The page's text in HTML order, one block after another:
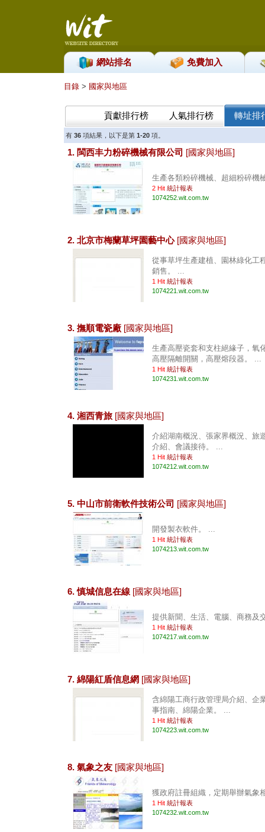
網站排名 免費加入
目錄 > 國家與地區
貢獻排行榜 人氣排行榜 轉址排
有 36 項結果，以下是第 1-20項。
1. 閩西丰力粉碎機械有限公司 [國家與地區]
生產各類粉碎機械、超細粉碎機
2 Hit 統計報表
1074252.wit.com.tw
2. 北京市梅蘭草坪園藝中心 [國家與地區]
從事草坪生產建植、園林綠化工
銷售。 ...
1 Hit 統計報表
1074221.wit.com.tw
3. 撫順電瓷廠 [國家與地區]
生產高壓瓷套和支柱絕緣子，氧
高壓隔離開關，高壓熔段器。 ...
1 Hit 統計報表
1074231.wit.com.tw
4. 湘西青旅 [國家與地區]
介紹湖南概況、張家界概況、旅
介紹、會議接待。 ...
1 Hit 統計報表
1074212.wit.com.tw
5. 中山市前衛軟件技術公司 [國家與地區]
開發製衣軟件。 ...
1 Hit 統計報表
1074213.wit.com.tw
6. 慎城信息在線 [國家與地區]
提供新聞、生活、電腦、商務及
1 Hit 統計報表
1074217.wit.com.tw
7. 綿陽紅盾信息網 [國家與地區]
含綿陽工商行政管理局介紹、企
事指南、綿陽企業。 ...
1 Hit 統計報表
1074223.wit.com.tw
8. 氣象之友 [國家與地區]
獲政府註冊組織，定期舉辦氣象
1 Hit 統計報表
1074232.wit.com.tw